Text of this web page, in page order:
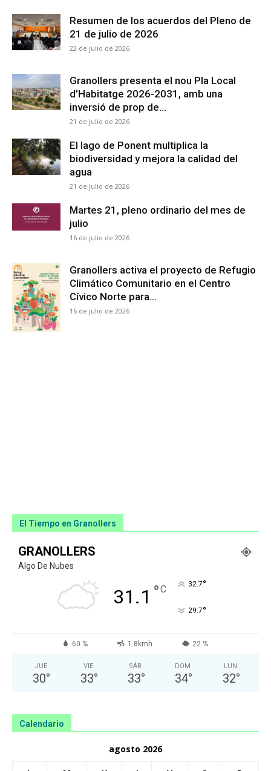
Resumen de los acuerdos del Pleno de
21 de julio de 2026
22 de julio de 2026
Granollers presenta el nou Pla Local
d’Habitatge 2026-2031, amb una
inversió de prop de...
21 de julio de 2026
El lago de Ponent multiplica la
biodiversidad y mejora la calidad del
agua
21 de julio de 2026
Martes 21, pleno ordinario del mes de
julio
16 de julio de 2026
Granollers activa el proyecto de Refugio
Climático Comunitario en el Centro
Cívico Norte para...
16 de julio de 2026
El Tiempo en Granollers
GRANOLLERS
Algo De Nubes
31.1 °C 32.7°
29.7°
60 % 1.8kmh 22 %
JUE
30°
VIE
33°
SÁB
33°
DOM
34°
LUN
32°
Calendario
agosto 2026